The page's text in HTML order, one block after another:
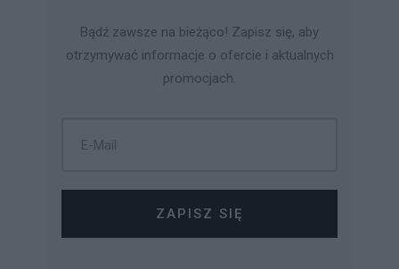
Bądź zawsze na bieżąco! Zapisz się, aby
otrzymywać informacje o ofercie i aktualnych
promocjach.
ZAPISZ SIĘ